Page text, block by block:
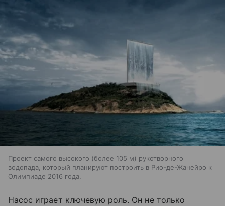
Проект самого высокого (более 105 м) рукотворного
водопада, который планируют построить в Рио-де-Жанейро к
Олимпиаде 2016 года.
Насос играет ключевую роль. Он не только